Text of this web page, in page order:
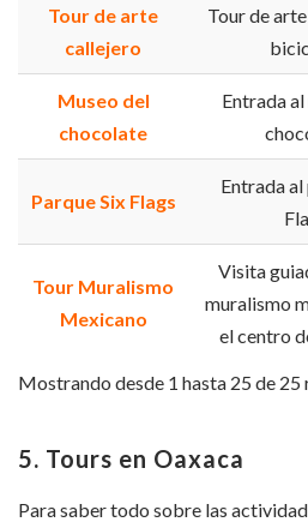
Tour de arte
callejero
Tour de
Museo del
chocolate
Entrada
Parque Six Flags
Entrada al
Tour Muralismo
Mexicano
Visita
muralismo
el centro
Mostrando desde 1 hasta 25 de 25
5. Tours en Oaxaca
Para saber todo sobre las